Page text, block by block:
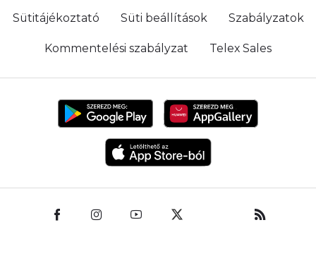
Sütitájékoztató Süti beállítások Szabályzatok
Kommentelési szabályzat Telex Sales